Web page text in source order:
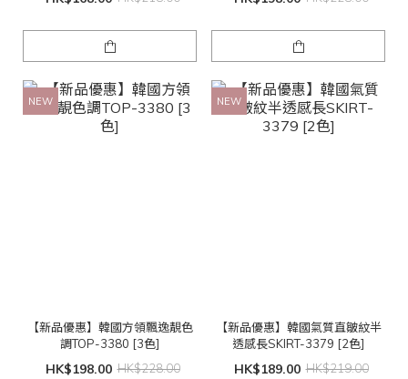
NEW
【新品優惠】韓國方領飄逸靚色
調TOP-3380 [3色]
HK$198.00 HK$228.00
NEW
【新品優惠】韓國氣質直皺紋半
透感長SKIRT-3379 [2色]
HK$189.00 HK$219.00